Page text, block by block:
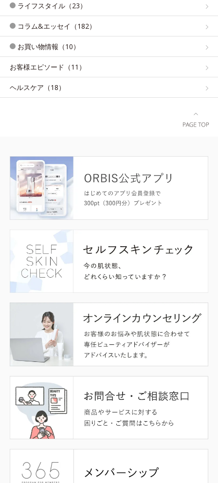
ライフスタイル（23）
コラム&エッセイ（182）
お買い物情報（10）
お客様エピソード（11）
ヘルスケア（18）